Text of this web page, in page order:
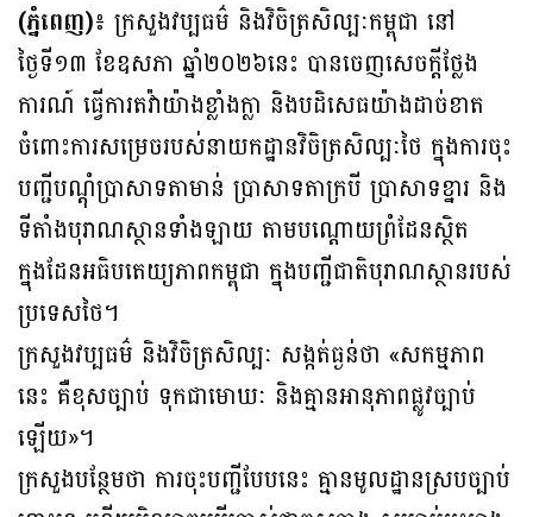
(ភ្នំពេញ)៖ ក្រសួងវប្បធម៌ និងវិចិត្រសិល្បៈកម្ពុជា នៅ
ថ្ងៃទី១៣ ខែឧសភា ឆ្នាំ២០២៦នេះ បានចេញសេចក្តីថ្លែង
ការណ៍ ធ្វើការតវ៉ាយ៉ាងខ្លាំងក្លា និងបដិសេធយ៉ាងដាច់ខាត
ចំពោះការសម្រេចរបស់នាយកដ្ឋានវិចិត្រសិល្បៈថៃ ក្នុងការចុះ
បញ្ជីបណ្ដុំប្រាសាទតាមាន់ ប្រាសាទតាក្របី ប្រាសាទខ្នារ និង
ទីតាំងបុរាណស្ថានទាំងឡាយ តាមបណ្ដោយព្រំដែនស្ថិត
ក្នុងដែនអធិបតេយ្យភាពកម្ពុជា ក្នុងបញ្ជីជាតិបុរាណស្ថានរបស់
ប្រទេសថៃ។
ក្រសួងវប្បធម៌ និងវិចិត្រសិល្បៈ សង្កត់ធ្ងន់ថា «សកម្មភាព
នេះ គឺខុសច្បាប់ ទុកជាមោឃៈ និងគ្មានអានុភាពផ្លូវច្បាប់
ឡើយ»។
ក្រសួងបន្ថែមថា ការចុះបញ្ជីបែបនេះ គ្មានមូលដ្ឋានស្របច្បាប់